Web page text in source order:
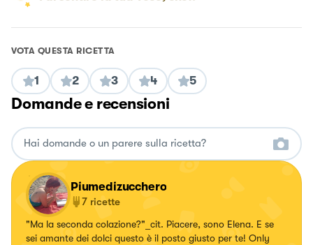
VOTA QUESTA RICETTA
1 2 3 4 5
Domande e recensioni
Piumedizucchero
7 ricette
"Ma la seconda colazione?"_cit. Piacere, sono Elena. E se
sei amante dei dolci questo è il posto giusto per te! Only